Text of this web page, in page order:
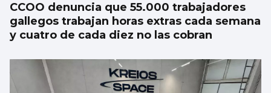
CCOO denuncia que 55.000 trabajadores
gallegos trabajan horas extras cada semana
y cuatro de cada diez no las cobran